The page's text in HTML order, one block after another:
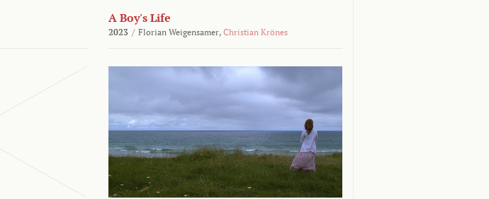
A Boy's Life
2023 / Florian Weigensamer, Christian Krönes